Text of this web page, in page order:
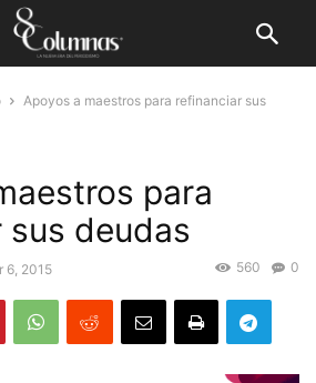
Apoyos a maestros para refinanciar sus
para
deudas
6, 2015 0
560